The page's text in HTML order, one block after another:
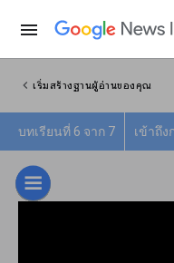
menu
chevron_left เริ่มสร้างฐานผู้อ่านของคุณ
บทเรียนที่ 6 จาก 7